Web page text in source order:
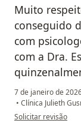
Muito
conseguido
com
com a Dra.
7 de janeiro de
• Clínica Julieth
na opinião do
Solicitar revisão